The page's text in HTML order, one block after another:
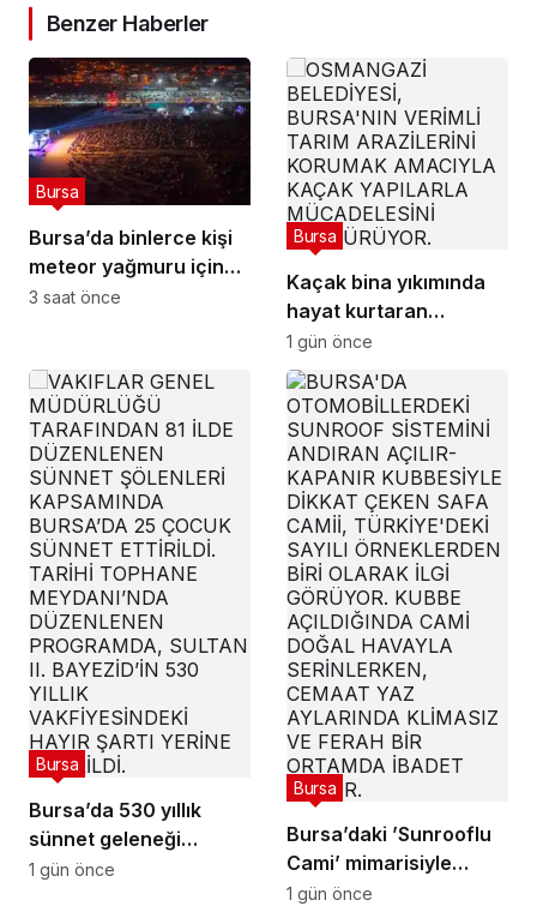
Benzer Haberler
Bursa’da binlerce kişi
meteor yağmuru için
bir araya geldi
Bursa
3 saat önce
Kaçak bina yıkımında
hayat kurtaran
müdahale
Bursa
1 gün önce
Bursa’da 530 yıllık
sünnet geleneği
yaşatıldı
Bursa
1 gün önce
Bursa’daki ’Sunrooflu
Cami’ mimarisiyle
dikkat çekiyor
Bursa
1 gün önce